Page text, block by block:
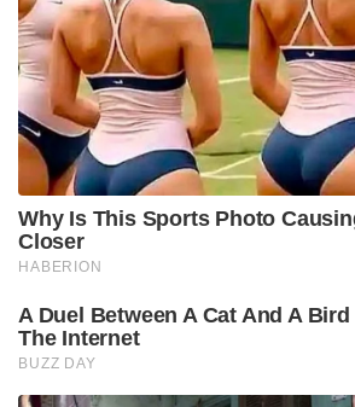
Why Is This Sports Photo
Closer
HABERION
A Duel Between A Cat And A
The Internet
BUZZ DAY